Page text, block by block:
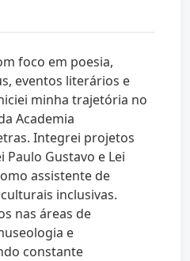
foco em poesia,
eventos literários e
minha trajetória no
Academia
Integrei projetos
Paulo Gustavo e Lei
assistente de
inclusivas.
nas áreas de
e
constante